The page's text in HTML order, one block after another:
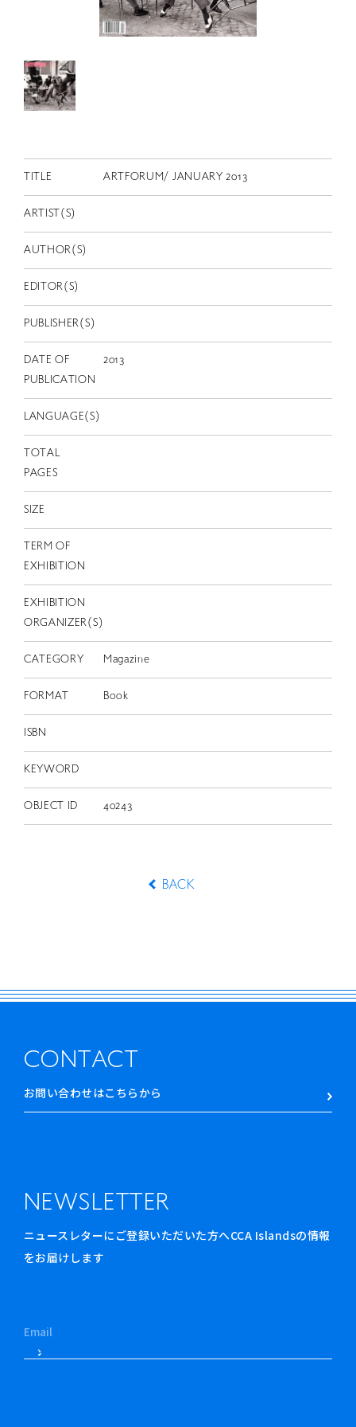
RETRACE
出演者
出版物
スカラシップ受賞者
CONTACT
JP
EN
TITLE ARTFORUM/ JANUARY 2013
ARTIST(S)
AUTHOR(S)
EDITOR(S)
PUBLISHER(S)
DATE OF
PUBLICATION
2013
LANGUAGE(S)
TOTAL
PAGES
SIZE
TERM OF
EXHIBITION
EXHIBITION
ORGANIZER(S)
CATEGORY Magazine
FORMAT Book
ISBN
KEYWORD
OBJECT ID 40243
BACK
CONTACT
お問い合わせはこちらから
NEWSLETTER
ニュースレターにご登録いただいた方へCCA Islandsの情報
をお届けします